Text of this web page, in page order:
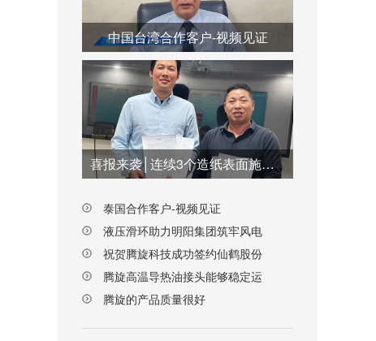
中国台湾合作客户-视频见证
喜报来袭│连续3个造纸表面施胶系统订单签订合作，共创双赢未来！
泰国合作客户-视频见证
液压滑环助力明阳集团筑牢风电
设备传动安全防线
祝贺腾旋科技成功签约仙鹤股份
湖北项目！
腾旋高温导热油接头能够稳定运
行
腾旋的产品质量很好